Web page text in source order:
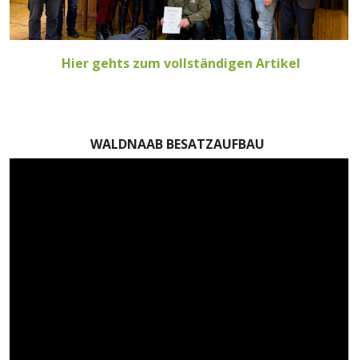
Hier gehts zum vollständigen Artikel
WALDNAAB BESATZAUFBAU